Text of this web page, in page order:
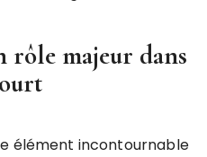
rôle majeur dans
élément incontournable